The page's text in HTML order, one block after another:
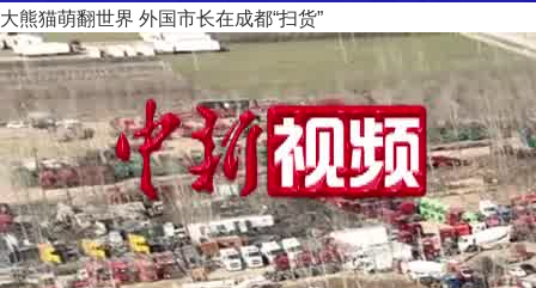
大熊猫萌翻世界 外国市长在成都“扫货”